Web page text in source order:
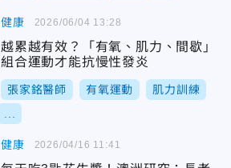
健康
越累越有效？「有氧、肌力、間歇」
組合運動才能抗慢性發炎
張家銘醫師 有氧運動 肌力訓練
2026/06/04 13:28
健康 2026/04/16 11:41